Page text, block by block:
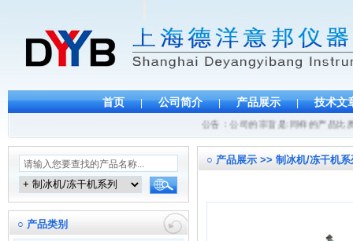
首页 | 公司简介 | 产品展示 | 技术文
公告：公司的宗旨是:同样的产品比
○ 产品类别
○ 产品展示 >> 制冰机/冻干机